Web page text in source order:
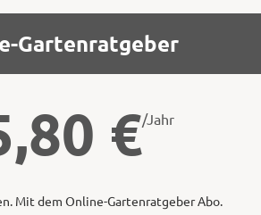
Gartenratgeber
€/Jahr
Mit dem Online-Gartenratgeber Abo.